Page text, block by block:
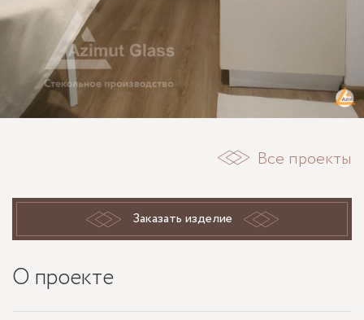
Все проекты
Заказать изделие
О проекте